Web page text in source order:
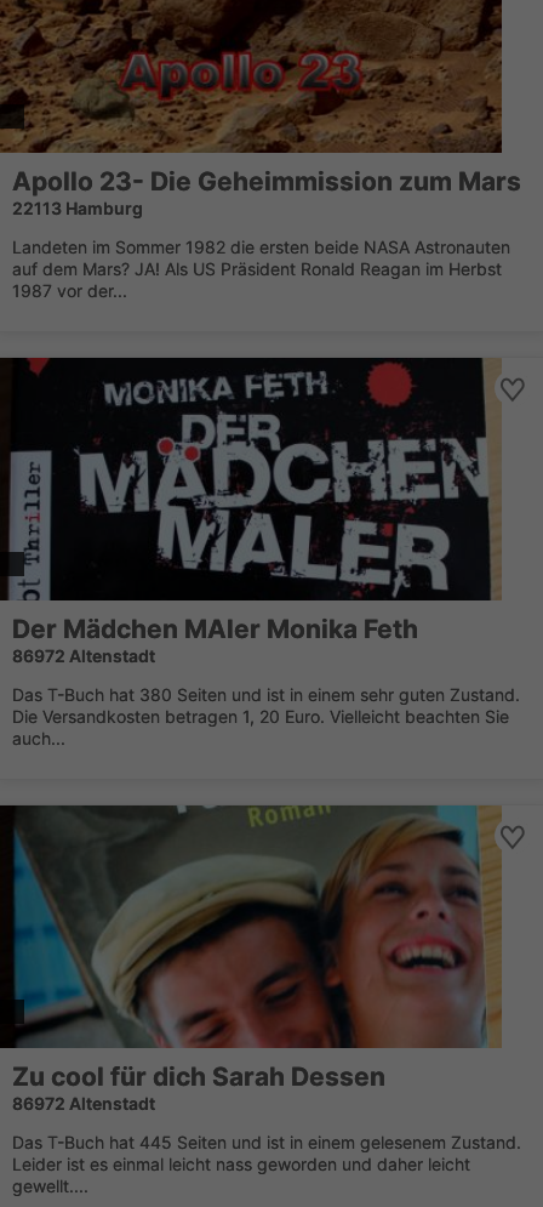
Apollo 23- Die Geheimmission zum Mars
22113 Hamburg
Landeten im Sommer 1982 die ersten beide NASA Astronauten
auf dem Mars? JA! Als US Präsident Ronald Reagan im Herbst
1987 vor der...
Der Mädchen MAler Monika Feth
86972 Altenstadt
Das T-Buch hat 380 Seiten und ist in einem sehr guten Zustand.
Die Versandkosten betragen 1, 20 Euro. Vielleicht beachten Sie
auch...
Zu cool für dich Sarah Dessen
86972 Altenstadt
Das T-Buch hat 445 Seiten und ist in einem gelesenem Zustand.
Leider ist es einmal leicht nass geworden und daher leicht
gewellt....